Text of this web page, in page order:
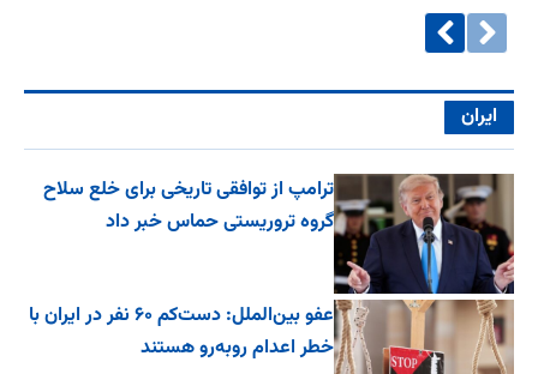
ایران
ترامپ از توافقی تاریخی برای خلع ‌سلاح
گروه تروریستی حماس خبر داد
عفو بین‌الملل: دست‌کم ۶۰ نفر در ایران با
خطر اعدام روبه‌رو هستند